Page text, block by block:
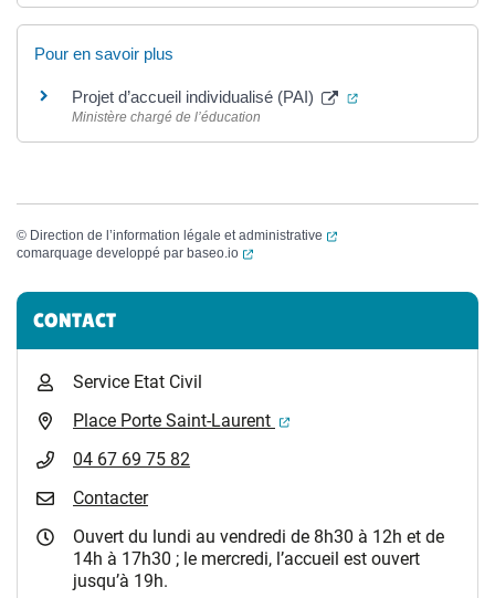
Pour en savoir plus
Projet d’accueil individualisé (PAI) (ouverture dans
Ministère chargé de l’éducation
© Direction de l’information légale et administrative
(ouverture dans un
comarquage developpé par baseo.io (ouverture dans un nouvel onglet)
Informations complémentaires
CONTACT
Service Etat Civil
Place Porte Saint-Laurent
(ouverture dans un
04 67 69 75 82
Contacter
Ouvert du lundi au vendredi de 8h30 à 12h et de
14h à 17h30 ; le mercredi, l’accueil est ouvert
jusqu’à 19h.